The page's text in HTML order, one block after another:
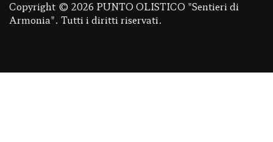
Copyright © 2026 PUNTO OLISTICO "Sentieri di
Armonia". Tutti i diritti riservati.